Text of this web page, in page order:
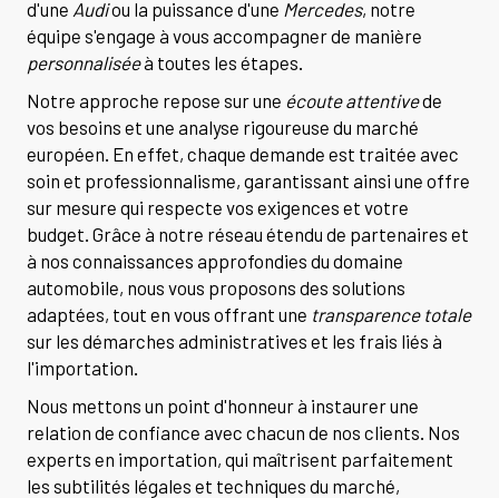
d'une Audiou la puissance d'une Mercedes, notre
équipe s'engage à vous accompagner de manière
personnaliséeà toutes les étapes.
Notre approche repose sur une écoute attentivede
vos besoins et une analyse rigoureuse du marché
européen. En effet, chaque demande est traitée avec
soin et professionnalisme, garantissant ainsi une offre
sur mesure qui respecte vos exigences et votre
budget. Grâce à notre réseau étendu de partenaires et
à nos connaissances approfondies du domaine
automobile, nous vous proposons des solutions
adaptées, tout en vous offrant une transparence totale
sur les démarches administratives et les frais liés à
l'importation.
Nous mettons un point d'honneur à instaurer une
relation de confiance avec chacun de nos clients. Nos
experts en importation, qui maîtrisent parfaitement
les subtilités légales et techniques du marché,